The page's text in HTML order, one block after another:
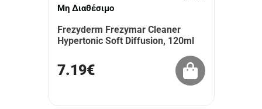
Μη Διαθέσιμο
Frezyderm Frezymar Cleaner
Hypertonic Soft Diffusion, 120ml
7.19€